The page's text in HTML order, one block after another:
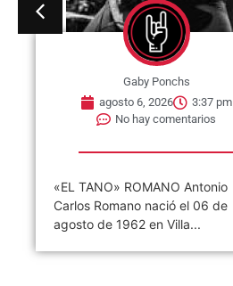
Gaby Ponchs
agosto 6, 2026
3:37 pm
No hay comentarios
«EL TANO» ROMANO Antonio
Carlos Romano nació el 06 de
agosto de 1962 en Villa...